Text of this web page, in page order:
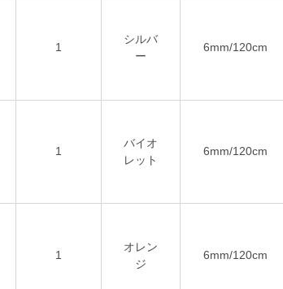
1
シルバ
ー
6mm/120cm
1
バイオ
レット
6mm/120cm
1
オレン
ジ
6mm/120cm